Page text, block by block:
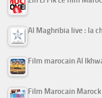
Al Maghribia live : la